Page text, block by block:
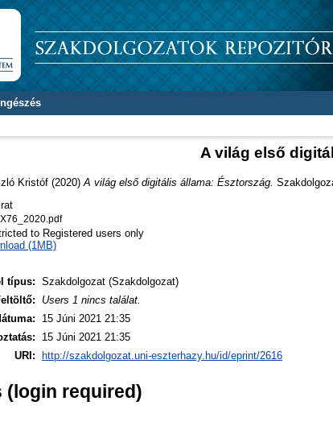
A világ első
Kristóf (2020) A világ első digitális állama: Észtország.
to Registered users only
(1MB)
típus: Szakdolgozat (Szakdolgozat)
Users 1 nincs találat.
15 Júni 2021 21:35
15 Júni 2021 21:35
URI:
http://szakdolgozat.uni-eszterhazy.hu/id/eprint/2616
(login required)